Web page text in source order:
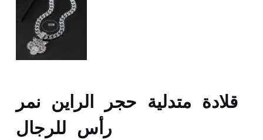
قلادة متدلية حجر الراين نمر
رأس للرجال